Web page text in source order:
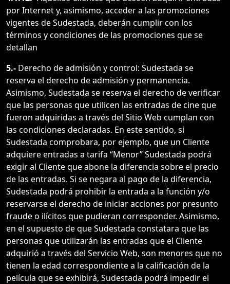
por Internet y, asimismo, acceder a las promociones
vigentes de Sudestada, deberán cumplir con los
términos y condiciones de las promociones que se
detallan
5.- Derecho de admisión y control: Sudestada se
reserva el derecho de admisión y permanencia.
Asimismo, Sudestada se reserva el derecho de verificar
que las personas que utilicen las entradas de cine que
fueron adquiridas a través del Sitio Web cumplan con
las condiciones declaradas. En este sentido, si
Sudestada comprobara, por ejemplo, que un Cliente
adquiere entradas a tarifa “Menor” Sudestada podrá
exigir al Cliente que abone la diferencia sobre el precio
de las entradas. Si se negara al pago de la diferencia,
Sudestada podrá prohibir la entrada a la función y/o
reservarse el derecho de iniciar acciones por presunto
fraude o ilícitos que pudieran corresponder. Asimismo,
en el supuesto de que Sudestada constatara que las
personas que utilizarán las entradas que el Cliente
adquirió a través del Servicio Web, son menores que no
tienen la edad correspondiente a la calificación de la
película que se exhibirá, Sudestada podrá impedir el